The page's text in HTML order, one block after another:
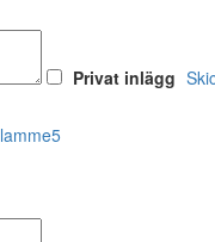
Privat inlägg
lamme5